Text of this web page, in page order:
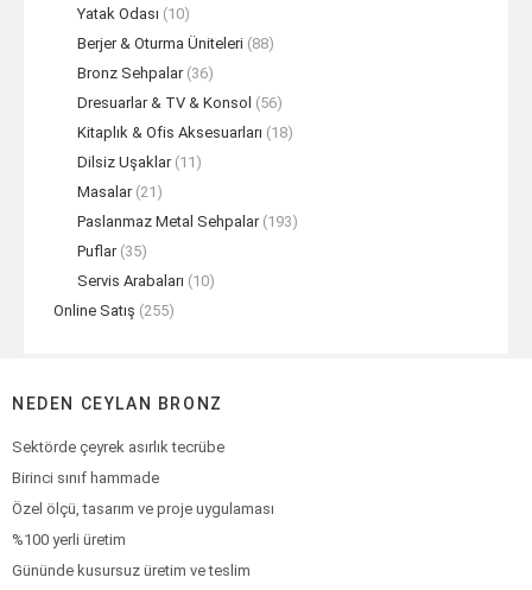
Yatak Odası (10)
Berjer & Oturma Üniteleri (88)
Bronz Sehpalar (36)
Dresuarlar & TV & Konsol (56)
Kitaplık & Ofis Aksesuarları (18)
Dilsiz Uşaklar (11)
Masalar (21)
Paslanmaz Metal Sehpalar (193)
Puflar (35)
Servis Arabaları (10)
Online Satış (255)
NEDEN CEYLAN BRONZ
Sektörde çeyrek asırlık tecrübe
Birinci sınıf hammade
Özel ölçü, tasarım ve proje uygulaması
%100 yerli üretim
Gününde kusursuz üretim ve teslim